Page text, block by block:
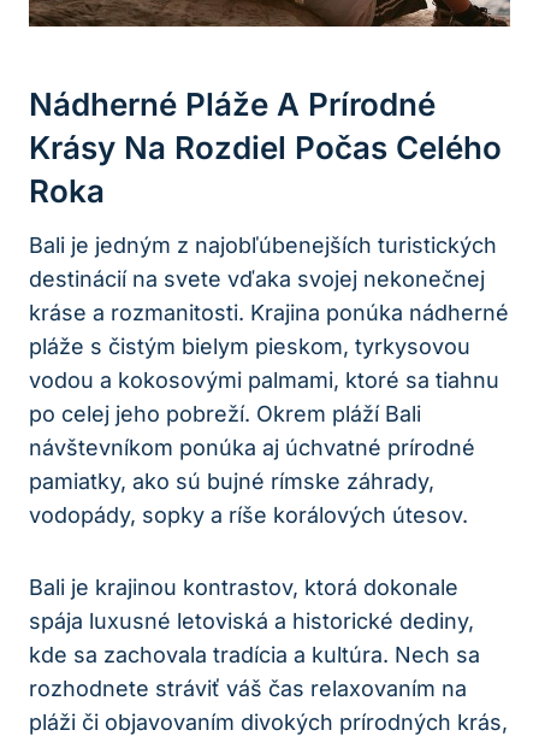
Nádherné Pláže A Prírodné
Krásy Na Rozdiel Počas Celého
Roka
Bali je jedným z najobľúbenejších turistických
destinácií na svete vďaka svojej nekonečnej
kráse a rozmanitosti. Krajina ponúka nádherné
pláže s čistým bielym pieskom, tyrkysovou
vodou a kokosovými palmami, ktoré sa tiahnu
po celej jeho pobreží. Okrem pláží Bali
návštevníkom ponúka aj úchvatné prírodné
pamiatky, ako sú bujné rímske záhrady,
vodopády, sopky a ríše korálových útesov.
Bali je krajinou kontrastov, ktorá dokonale
spája luxusné letoviská a historické dediny,
kde sa zachovala tradícia a kultúra. Nech sa
rozhodnete stráviť váš čas relaxovaním na
pláži či objavovaním divokých prírodných krás,